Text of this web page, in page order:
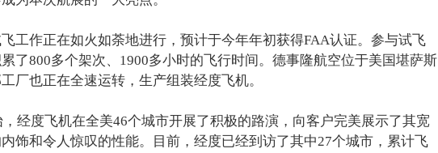
工作正在如火如荼地进行，预计于今年年初获得FAA认证。参与试飞
了800多个架次、1900多小时的飞行时间。德事隆航空位于美国堪萨斯
厂也正在全速运转，生产组装经度飞机。
经度飞机在全美46个城市开展了积极的路演，向客户完美展示了其宽
饰和令人惊叹的性能。目前，经度已经到访了其中27个城市，累计飞